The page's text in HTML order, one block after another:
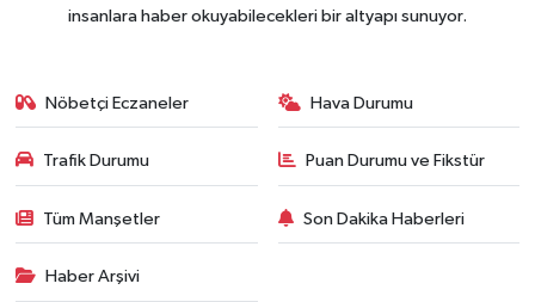
insanlara haber okuyabilecekleri bir altyapı sunuyor.
Nöbetçi Eczaneler Hava Durumu
Trafik Durumu Puan Durumu ve Fikstür
Tüm Manşetler Son Dakika Haberleri
Haber Arşivi